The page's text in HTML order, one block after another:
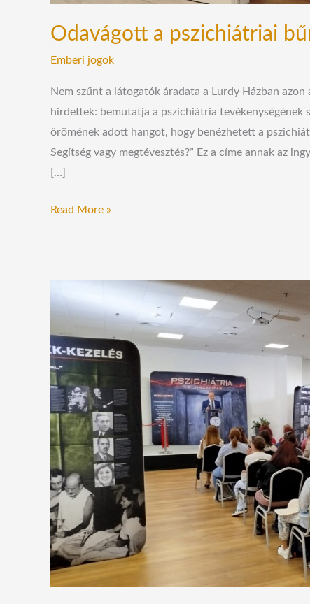
Odavágott a pszichiátriai
Emberi jogok
Nem szűnt a látogatók áradata a Lurdy Házban
hirdettek: bemutatja a pszichiátria
örömének adott hangot, hogy benézhetett a
Segítség vagy megtévesztés?” Ez a címe annak az
[…]
Read More »
tényfeltáró
nyílt
a
pszichiátrián
történő
jogsértésekről